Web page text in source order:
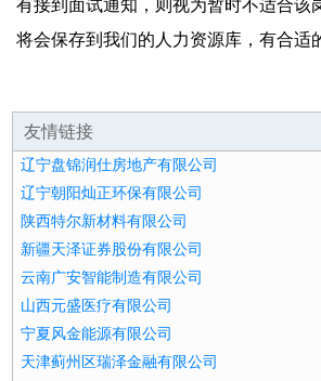
有接到面试通知，则视为暂时不适合该
将会保存到我们的人力资源库，有合适
友情链接
辽宁盘锦润仕房地产有限公司
辽宁朝阳灿正环保有限公司
陕西特尔新材料有限公司
新疆天泽证券股份有限公司
云南广安智能制造有限公司
山西元盛医疗有限公司
宁夏风金能源有限公司
天津蓟州区瑞泽金融有限公司